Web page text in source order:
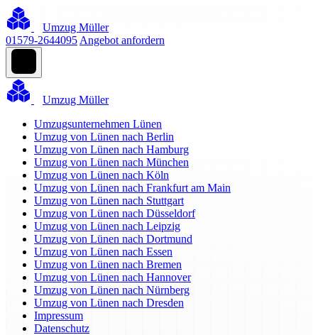
Umzug Müller
01579-2644095 Angebot anfordern
Umzug Müller
Umzugsunternehmen Lünen
Umzug von Lünen nach Berlin
Umzug von Lünen nach Hamburg
Umzug von Lünen nach München
Umzug von Lünen nach Köln
Umzug von Lünen nach Frankfurt am Main
Umzug von Lünen nach Stuttgart
Umzug von Lünen nach Düsseldorf
Umzug von Lünen nach Leipzig
Umzug von Lünen nach Dortmund
Umzug von Lünen nach Essen
Umzug von Lünen nach Bremen
Umzug von Lünen nach Hannover
Umzug von Lünen nach Nürnberg
Umzug von Lünen nach Dresden
Impressum
Datenschutz